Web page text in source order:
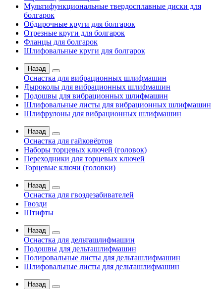
Мультифункциональные твердосплавные диски для
болгарок
Обдирочные круги для болгарок
Отрезные круги для болгарок
Фланцы для болгарок
Шлифовальные круги для болгарок
Назад
Оснастка для вибрационных шлифмашин
Дыроколы для вибрационных шлифмашин
Подошвы для вибрационных шлифмашин
Шлифовальные листы для вибрационных шлифмашин
Шлифрулоны для вибрационных шлифмашин
Назад
Оснастка для гайковёртов
Наборы торцевых ключей (головок)
Переходники для торцевых ключей
Торцевые ключи (головки)
Назад
Оснастка для гвоздезабивателей
Гвозди
Штифты
Назад
Оснастка для дельташлифмашин
Подошвы для дельташлифмашин
Полировальные листы для дельташлифмашин
Шлифовальные листы для дельташлифмашин
Назад